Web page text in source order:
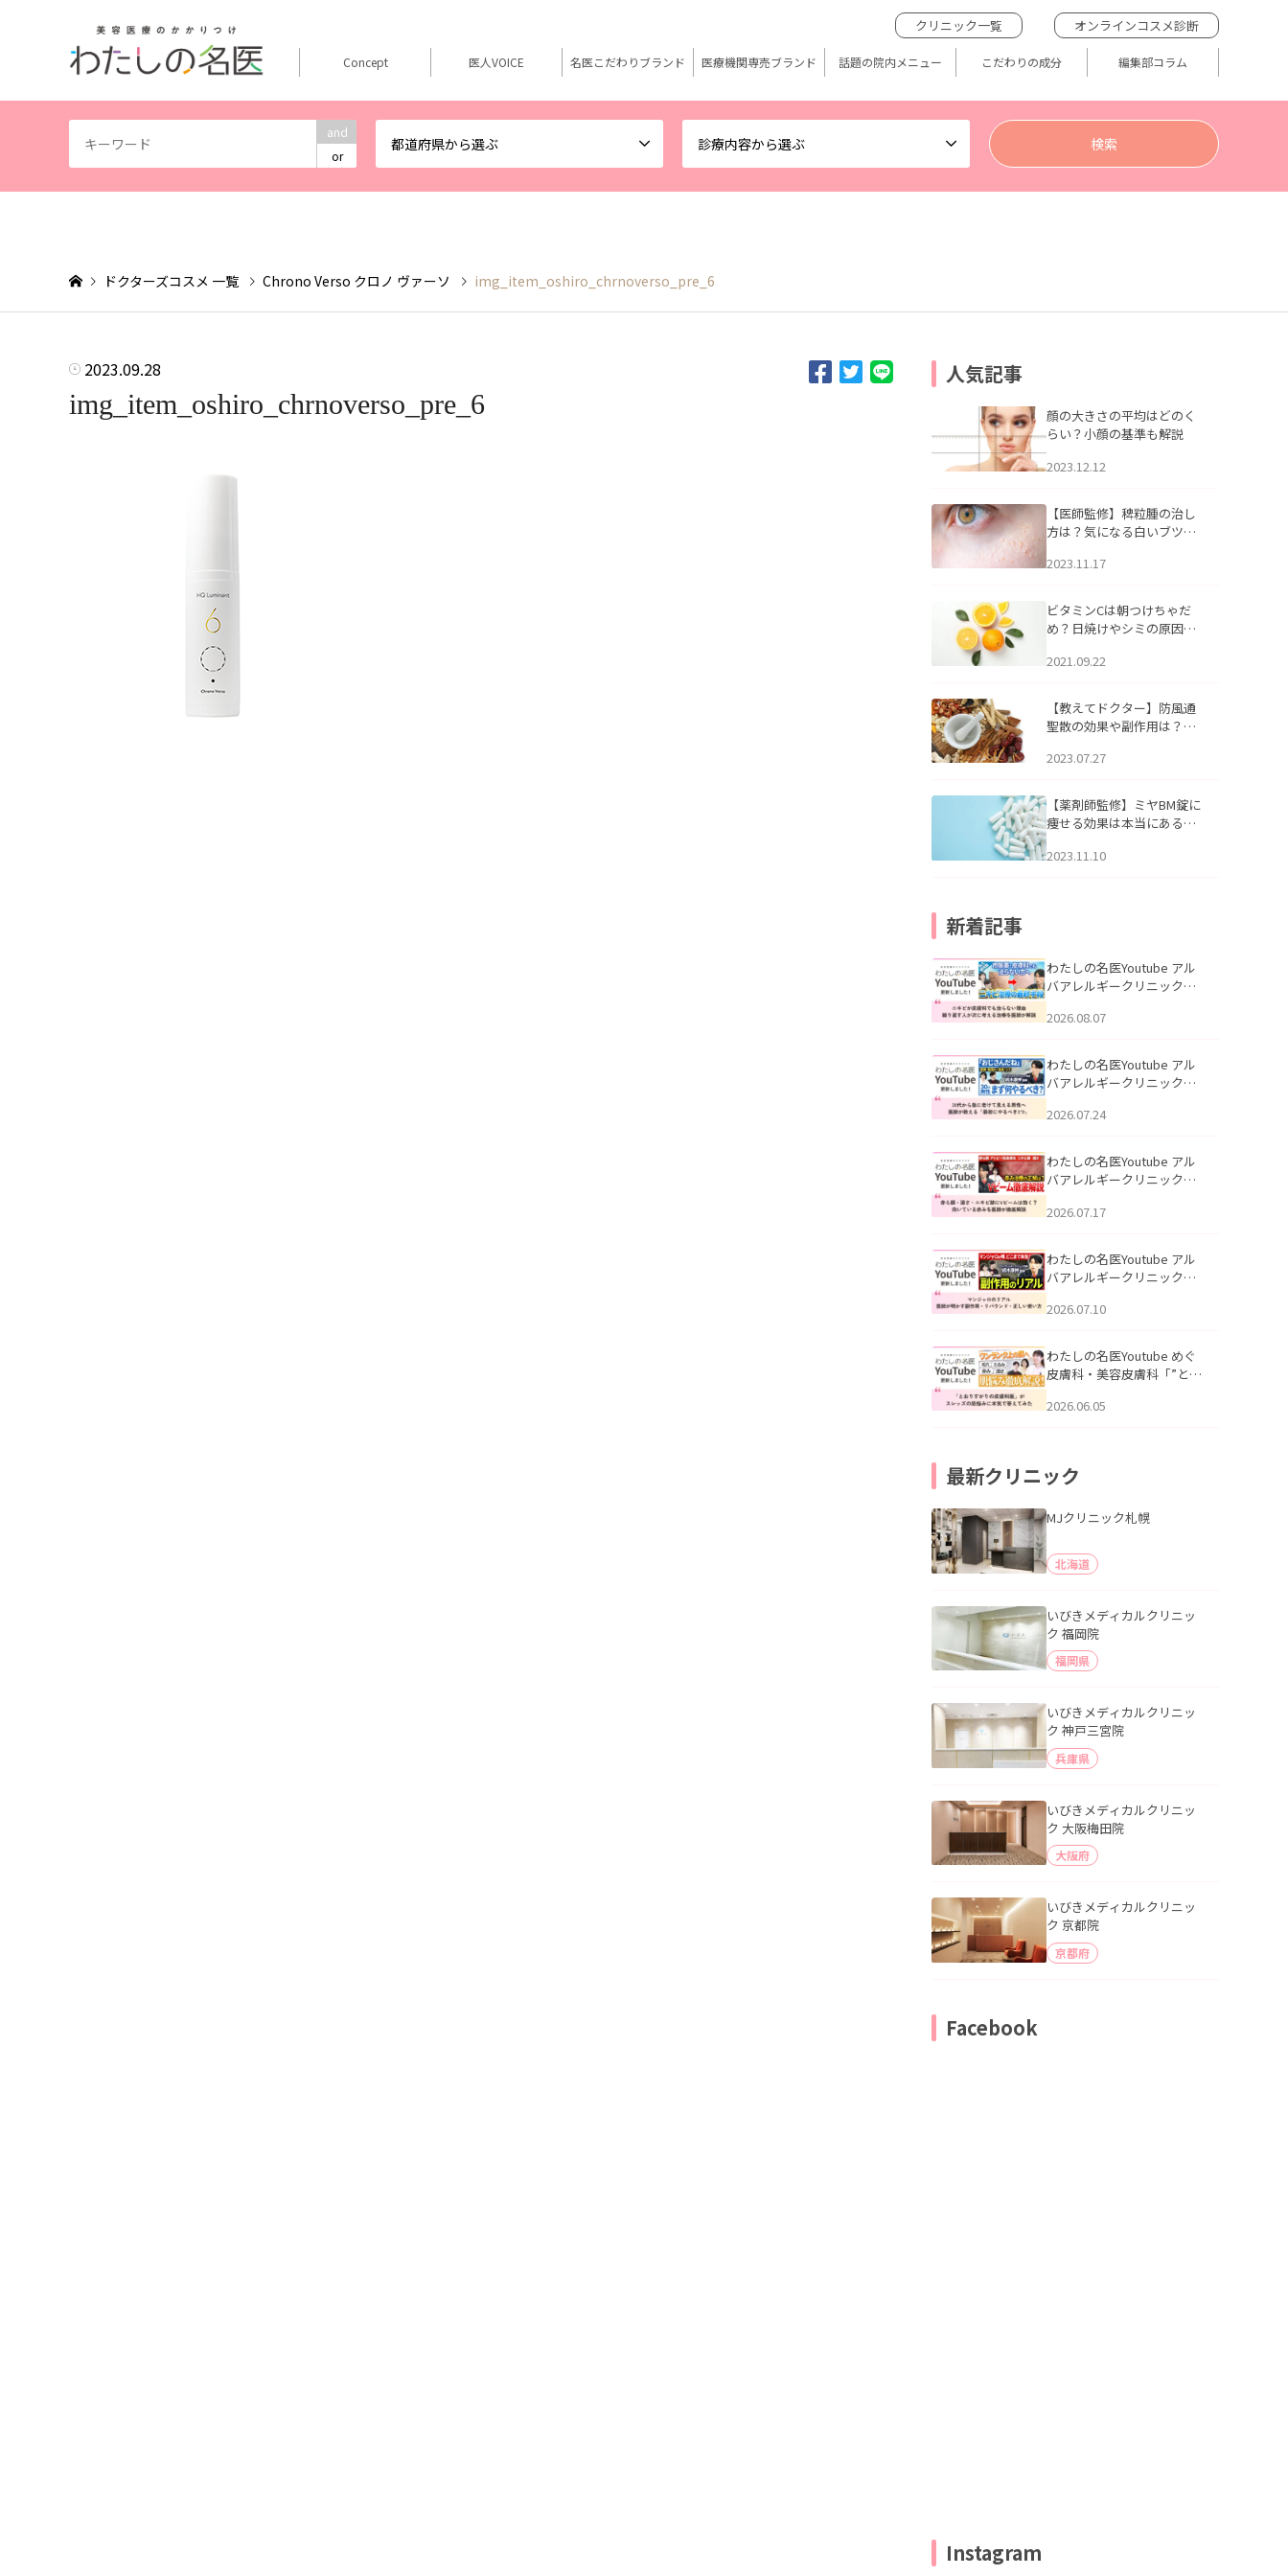
and
or
都道府県から選ぶ 診療内容から選ぶ
クリニック一覧 オンラインコスメ診断
Concept 医人VOICE 名医こだわりブランド 医療機関専売ブランド 話題の院内メニュー こだわりの成分 編集部コラム
ドクターズコスメ 一覧 Chrono Verso クロノ ヴァーソ img_item_oshiro_chrnoverso_pre_6
2023.09.28
img_item_oshiro_chrnoverso_pre_6
人気記事
顔の大きさの平均はどのく
らい？小顔の基準も解説
2023.12.12
【医師監修】稗粒腫の治し
方は？気になる白いブツブ
アについて
2023.11.17
ビタミンCは朝つけちゃだ
め？日焼けやシミの原因に
2021.09.22
【教えてドクター】防風通
聖散の効果や副作用は？長
2023.07.27
【薬剤師監修】ミヤBM錠に
痩せる効果は本当にある
2023.11.10
新着記事
わたしの名医Youtube アル
バアレルギークリニック札
らない理由｜繰り返す人が
説」を公開いたしました。
2026.08.07
わたしの名医Youtube アル
バアレルギークリニック札
える男性へ｜医師が教える
公開いたしました。
2026.07.24
わたしの名医Youtube アル
バアレルギークリニック札
跡にVビームは効く？向いて
説」を公開いたしました。
2026.07.17
わたしの名医Youtube アル
バアレルギークリニック札
医師が明かす副作用・リバ
公開いたしました。
2026.07.10
わたしの名医Youtube めぐ
皮膚科・美容皮膚科「”とお
ッズの肌悩みに本気で答え
2026.06.05
最新クリニック
MJクリニック札幌
北海道
いびきメディカルクリニッ
ク 福岡院
福岡県
いびきメディカルクリニッ
ク 神戸三宮院
兵庫県
いびきメディカルクリニッ
ク 大阪梅田院
大阪府
いびきメディカルクリニッ
ク 京都院
京都府
Facebook
Instagram